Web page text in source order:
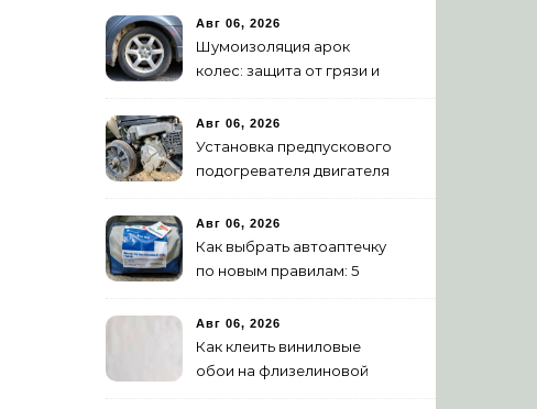
инструкция
Авг 06, 2026
Шумоизоляция арок
колес: защита от грязи и
Авг 06, 2026
Установка предпускового
подогревателя двигателя
Авг 06, 2026
Как выбрать автоаптечку
по новым правилам: 5
Авг 06, 2026
Как клеить виниловые
обои на флизелиновой